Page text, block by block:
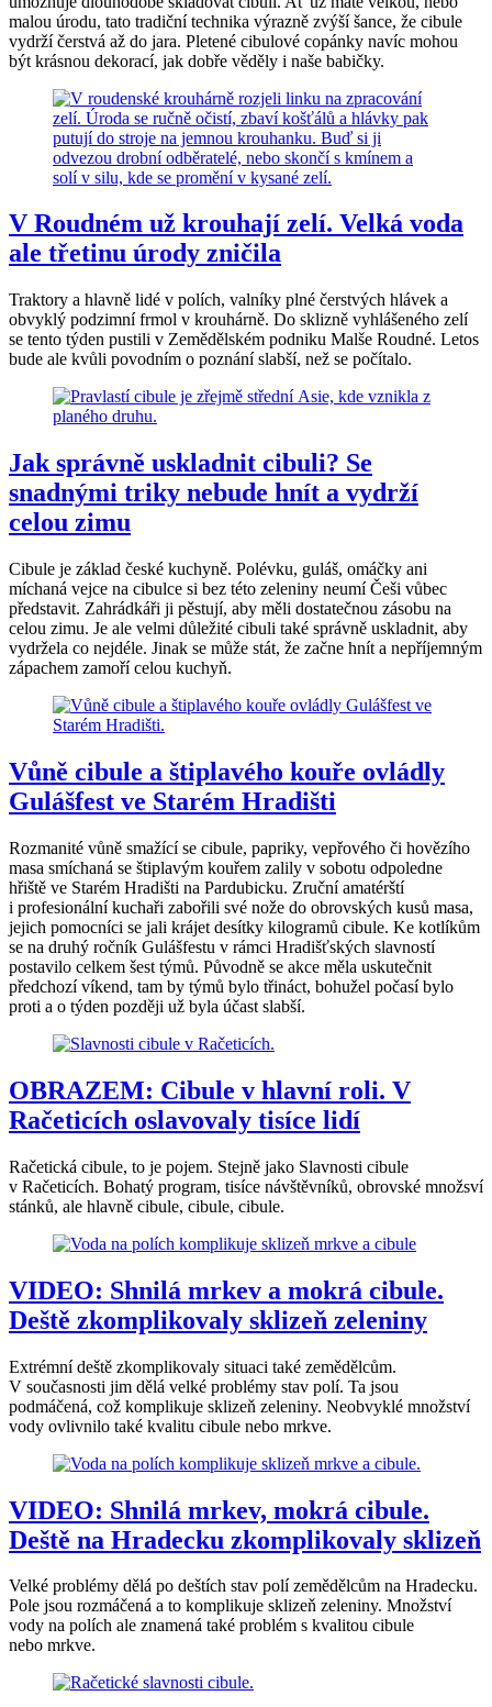
malou úrodu, tato tradiční technika výrazně zvýší šance, že cibule
vydrží čerstvá až do jara. Pletené cibulové copánky navíc mohou
být krásnou dekorací, jak dobře věděly i naše babičky.
V Roudném už krouhají zelí. Velká voda
ale třetinu úrody zničila
Traktory a hlavně lidé v polích, valníky plné čerstvých hlávek a
obvyklý podzimní frmol v krouhárně. Do sklizně vyhlášeného zelí
se tento týden pustili v Zemědělském podniku Malše Roudné. Letos
bude ale kvůli povodním o poznání slabší, než se počítalo.
Jak správně uskladnit cibuli? Se
snadnými triky nebude hnít a vydrží
celou zimu
Cibule je základ české kuchyně. Polévku, guláš, omáčky ani
míchaná vejce na cibulce si bez této zeleniny neumí Češi vůbec
představit. Zahrádkáři ji pěstují, aby měli dostatečnou zásobu na
celou zimu. Je ale velmi důležité cibuli také správně uskladnit, aby
vydržela co nejdéle. Jinak se může stát, že začne hnít a nepříjemným
zápachem zamoří celou kuchyň.
Vůně cibule a štiplavého kouře ovládly
Gulášfest ve Starém Hradišti
Rozmanité vůně smažící se cibule, papriky, vepřového či hovězího
masa smíchaná se štiplavým kouřem zalily v sobotu odpoledne
hřiště ve Starém Hradišti na Pardubicku. Zruční amatérští
i profesionální kuchaři zabořili své nože do obrovských kusů masa,
jejich pomocníci se jali krájet desítky kilogramů cibule. Ke kotlíkům
se na druhý ročník Gulášfestu v rámci Hradišťských slavností
postavilo celkem šest týmů. Původně se akce měla uskutečnit
předchozí víkend, tam by týmů bylo třináct, bohužel počasí bylo
proti a o týden později už byla účast slabší.
OBRAZEM: Cibule v hlavní roli. V
Račeticích oslavovaly tisíce lidí
Račetická cibule, to je pojem. Stejně jako Slavnosti cibule
v Račeticích. Bohatý program, tisíce návštěvníků, obrovské množsví
stánků, ale hlavně cibule, cibule, cibule.
VIDEO: Shnilá mrkev a mokrá cibule.
Deště zkomplikovaly sklizeň zeleniny
Extrémní deště zkomplikovaly situaci také zemědělcům.
V současnosti jim dělá velké problémy stav polí. Ta jsou
podmáčená, což komplikuje sklizeň zeleniny. Neobvyklé množství
vody ovlivnilo také kvalitu cibule nebo mrkve.
VIDEO: Shnilá mrkev, mokrá cibule.
Deště na Hradecku zkomplikovaly sklizeň
Velké problémy dělá po deštích stav polí zemědělcům na Hradecku.
Pole jsou rozmáčená a to komplikuje sklizeň zeleniny. Množství
vody na polích ale znamená také problém s kvalitou cibule
nebo mrkve.